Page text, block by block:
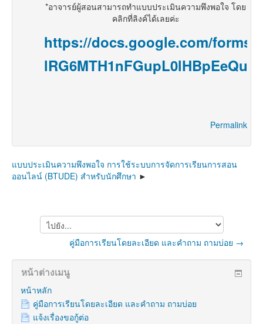
*อาจารย์ผู้สอนสามารถทำแบบประเมินความพึงพอใจ โดย
คลิกที่ลิงค์ได้เลยค่ะ
https://docs.google.com/forms/
Permalink
แบบประเมินความพึงพอใจ การใช้ระบบการจัดการเรียนการสอน
ออนไลน์ (BTUDE) สำหรับนักศึกษา
ไป
ยัง...
คู่มือการเรียนโดยละเอียด และคำถาม ถามบ่อย →
หน้าต่างเมนู
หน้าหลัก
คู่มือการเรียนโดยละเอียด และคำถาม ถามบ่อย
แจ้งเรื่องขอกู้ต่อ